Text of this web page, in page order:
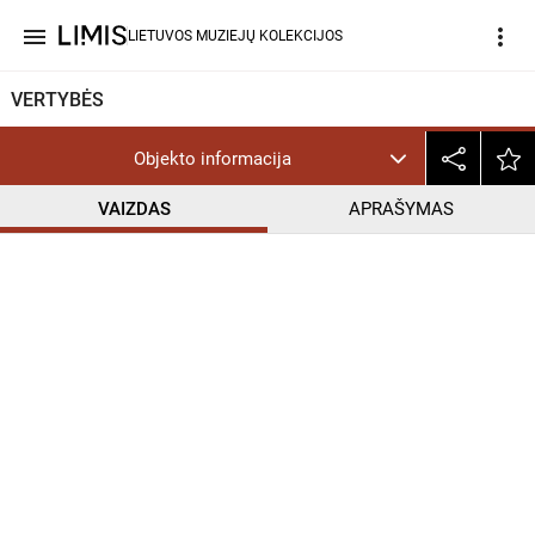
menu LIETUVOS MUZIEJŲ KOLEKCIJOS more_vert
VERTYBĖS
Objekto informacija
VAIZDAS APRAŠYMAS